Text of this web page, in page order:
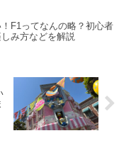
F1ってなんの略？初心者
み方などを解説